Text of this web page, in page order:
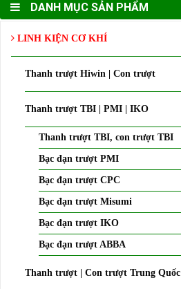
DANH MỤC SẢN PHẨM
LINH KIỆN CƠ KHÍ
Thanh trượt Hiwin | Con trượt
Thanh trượt TBI | PMI | IKO
Thanh trượt TBI, con trượt TBI
Bạc đạn trượt PMI
Bạc đạn trượt CPC
Bạc đạn trượt Misumi
Bạc đạn trượt IKO
Bạc đạn trượt ABBA
Thanh trượt | Con trượt Trung Quốc